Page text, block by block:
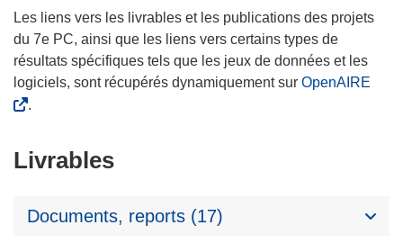
Les liens vers les livrables et les publications des projets
du 7e PC, ainsi que les liens vers certains types de
résultats spécifiques tels que les jeux de données et les
logiciels, sont récupérés dynamiquement sur OpenAIRE
.
Livrables
Documents, reports (17)